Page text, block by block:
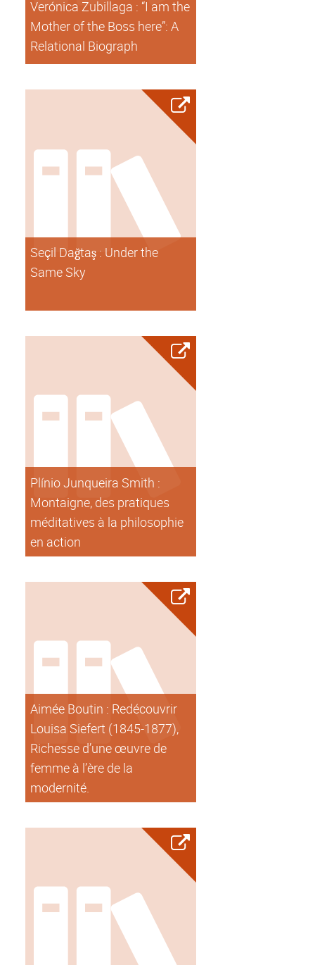
Verónica Zubillaga : “I am the
Mother of the Boss here”: A
Relational Biograph
Seçil Dağtaş : Under the
Same Sky
Plínio Junqueira Smith :
Montaigne, des pratiques
méditatives à la philosophie
en action
Aimée Boutin : Redécouvrir
Louisa Siefert (1845-1877),
Richesse d’une œuvre de
femme à l’ère de la
modernité.